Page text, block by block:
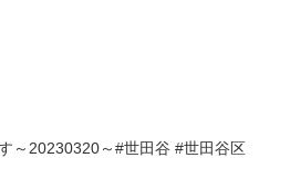
～20230320～#世田谷 #世田谷区